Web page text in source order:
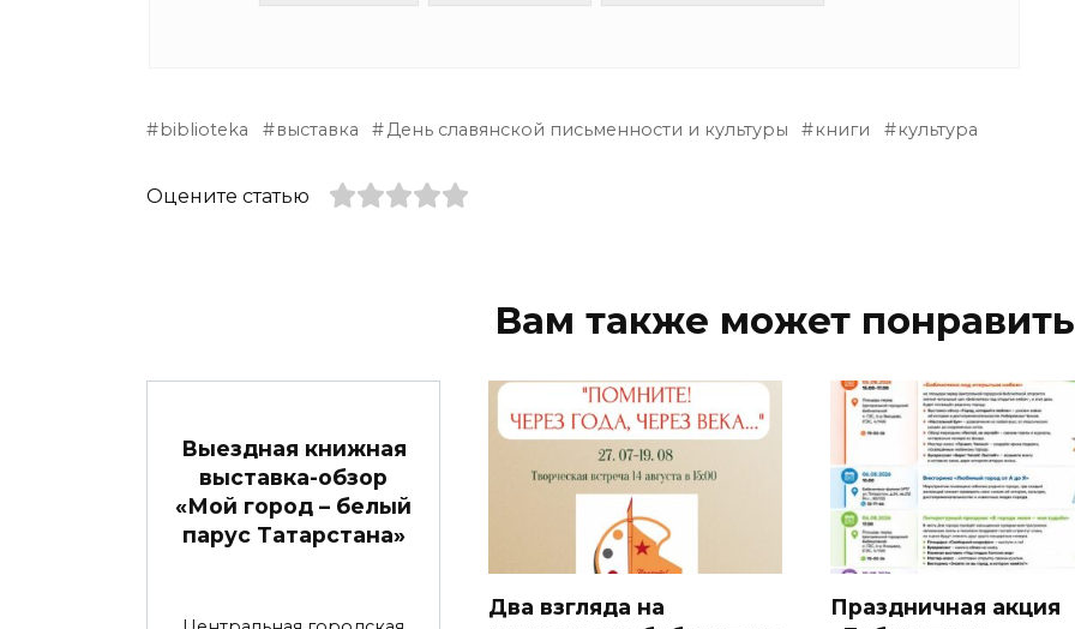
biblioteka выставка День славянской письменности и культуры книги культура
Оцените статью
Вам также может
Выездная книжная
выставка-обзор
«Мой город – белый
парус Татарстана»
Два взгляда на
Праздничная акция